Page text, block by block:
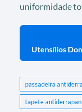
uniformidade
Utensílios
passadeira
tapete